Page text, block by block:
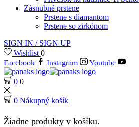
Zásnubné prstene
Prstene s diamantom
Prstene so zirkónom
SIGN IN / SIGN UP
Wishlist 0
Facebook
Instagram Youtube
0 0
0 Nákupný košík
Žiadne produkty v košíku.